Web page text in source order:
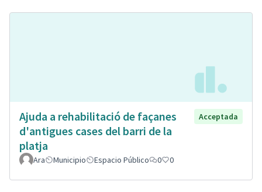
Ajuda a rehabilitació de façanes
d'antigues cases del barri de la
platja
Acceptada
Ara Municipio Espacio Público 0 0